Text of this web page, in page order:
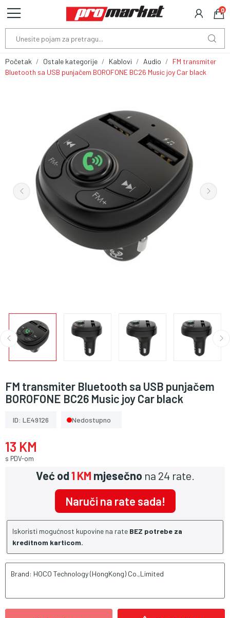
0
Početak Ostale kategorije Kablovi Audio
FM transmiter
Bluetooth sa USB punjačem BOROFONE BC26 Music joy Car black
FM transmiter Bluetooth sa USB punjačem
BOROFONE BC26 Music joy Car black
ID: LE49126 Nedostupno
13 KM
s PDV-om
Već od1 KM mjesečno na 24 rate.
Naruči na rate sada!
Iskoristi mogućnost kupovine na rate BEZ potrebe za
kreditnom karticom.
Brand: HOCO Technology (HongKong) Co.,Limited